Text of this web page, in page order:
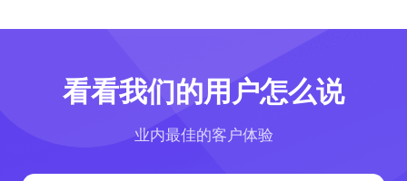
看看我们的用户怎么说
业内最佳的客户体验